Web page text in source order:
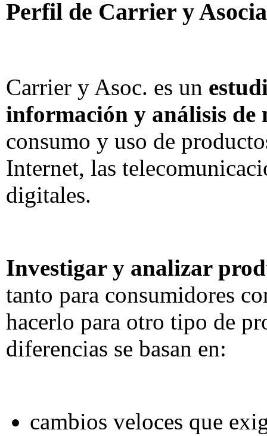
Perfil de Carrier y
Carrier y Asoc. es un
información y análisis de
consumo y uso de
Internet, las
digitales.
Investigar y analizar
tanto para consumidores
hacerlo para otro tipo de
diferencias se basan en:
cambios veloces que